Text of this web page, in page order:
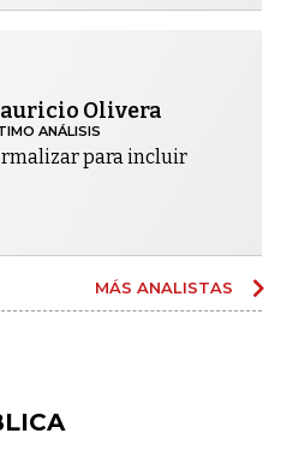
Olivera
ANÁLISIS
para incluir
MÁS ANALISTAS